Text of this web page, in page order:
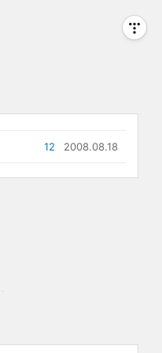
2008.08.18
12